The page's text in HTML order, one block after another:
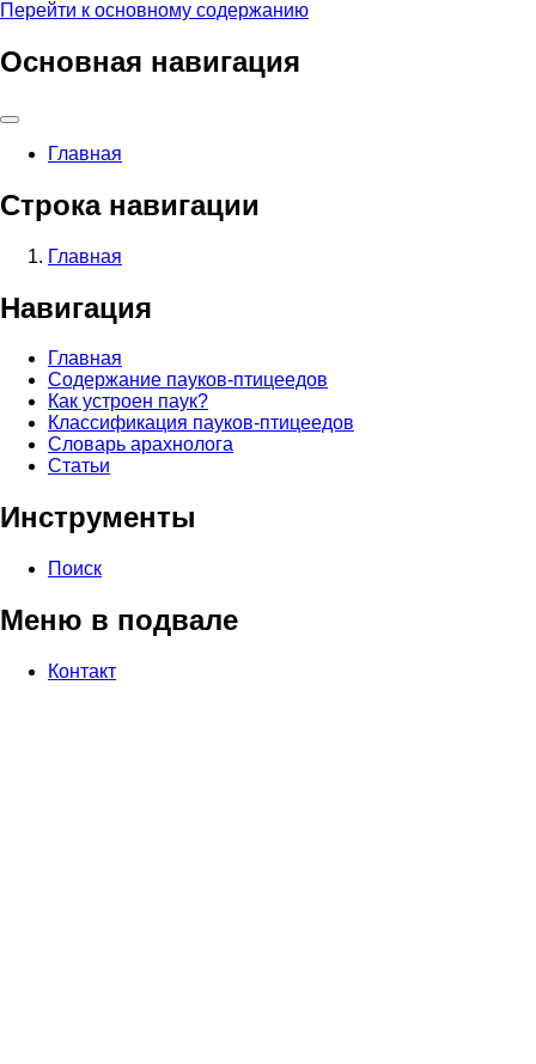
Перейти к основному содержанию
Основная навигация
Главная
Строка навигации
Главная
Навигация
Главная
Содержание пауков-птицеедов
Как устроен паук?
Классификация пауков-птицеедов
Словарь арахнолога
Статьи
Инструменты
Поиск
Меню в подвале
Контакт